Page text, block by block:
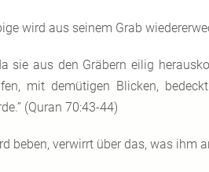
wird aus seinem Grab
sie aus den Gräbern eilig
mit demütigen Blicken,
(Quran 70:43-44)
beben, verwirrt über das, was ihm